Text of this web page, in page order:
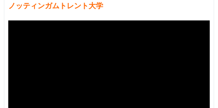
ノッティンガムトレント大学